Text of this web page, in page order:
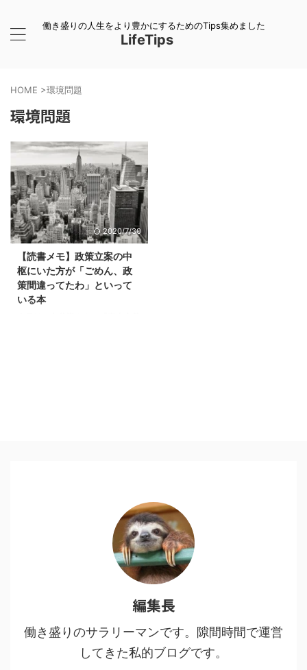
働き盛りの人生をより豊かにするためのTips集めました
LifeTips
HOME >環境問題
環境問題
2020/7/30
【読書メモ】政策立案の中
枢にいた方が「ごめん、政
策間違ってたわ」といって
いる本
は、グローバルキャピタリズムに
より人・モノ・金が小さくなった
編集長
働き盛りのサラリーマンです。隙間時間で運営
してきた私的ブログです。